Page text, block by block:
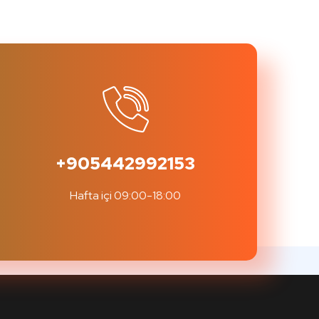
+905442992153
Hafta içi 09:00-18:00